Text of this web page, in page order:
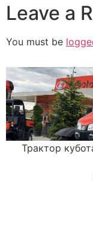
Leave a
You must be
Трактор